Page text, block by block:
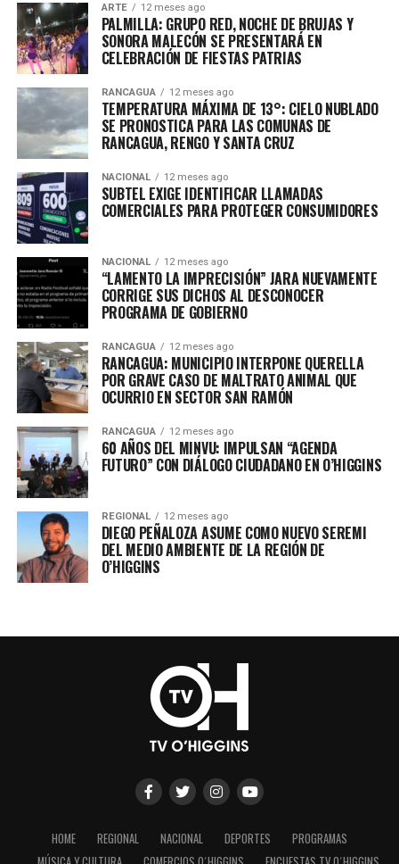
ARTE 12 meses ago
PALMILLA: GRUPO RED, NOCHE DE BRUJAS Y
SONORA MALECÓN SE PRESENTARÁ EN
CELEBRACIÓN DE FIESTAS PATRIAS
RANCAGUA 12 meses ago
TEMPERATURA MÁXIMA DE 13°: CIELO NUBLADO
SE PRONOSTICA PARA LAS COMUNAS DE
RANCAGUA, RENGO Y SANTA CRUZ
NACIONAL 12 meses ago
SUBTEL EXIGE IDENTIFICAR LLAMADAS
COMERCIALES PARA PROTEGER CONSUMIDORES
NACIONAL 12 meses ago
“LAMENTO LA IMPRECISIÓN” JARA NUEVAMENTE
CORRIGE SUS DICHOS AL DESCONOCER
PROGRAMA DE GOBIERNO
RANCAGUA 12 meses ago
RANCAGUA: MUNICIPIO INTERPONE QUERELLA
POR GRAVE CASO DE MALTRATO ANIMAL QUE
OCURRIO EN SECTOR SAN RAMÓN
RANCAGUA 12 meses ago
60 AÑOS DEL MINVU: IMPULSAN “AGENDA
FUTURO” CON DIÁLOGO CIUDADANO EN O’HIGGINS
REGIONAL 12 meses ago
DIEGO PEÑALOZA ASUME COMO NUEVO SEREMI
DEL MEDIO AMBIENTE DE LA REGIÓN DE
O’HIGGINS
HOME REGIONAL NACIONAL DEPORTES
PROGRAMAS